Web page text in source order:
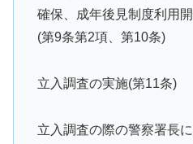
確保、成年後見制度利用
(第9条第2項、第10条)
立入調査の実施(第11条)
立入調査の際の警察署長